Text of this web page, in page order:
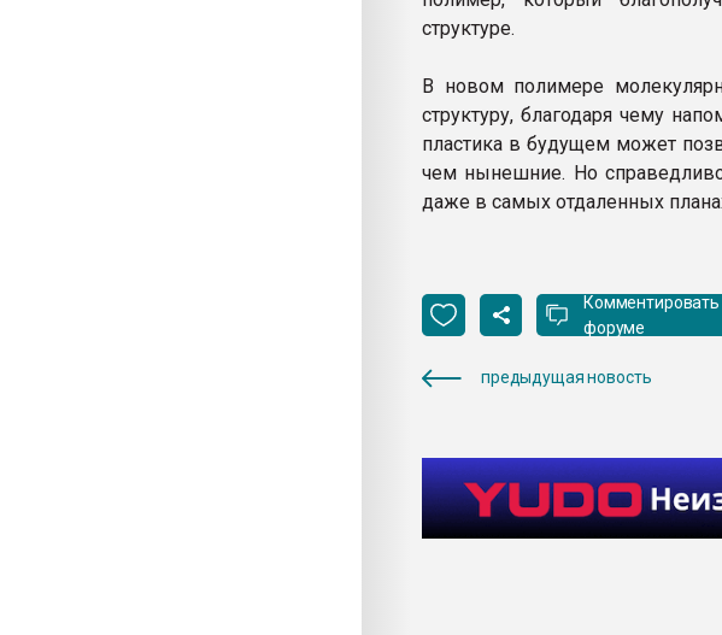
структуре.
В новом полимере
структуру, благодаря чему
пластика в будущем может
чем нынешние. Но
даже в самых отдаленных
Комментировать
форуме
предыдущая новость